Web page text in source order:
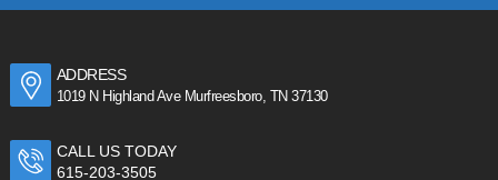
ADDRESS
1019 N Highland Ave Murfreesboro, TN 37130
CALL US TODAY
615-203-3505